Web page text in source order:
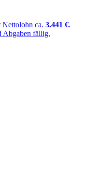
Nettolohn ca. 3.441 €.
Abgaben fällig.